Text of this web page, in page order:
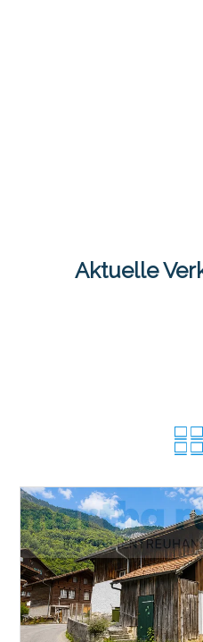
Aktuelle